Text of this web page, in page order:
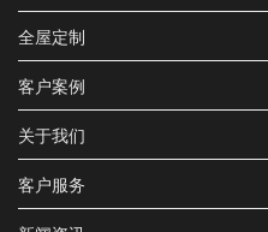
全屋定制
客户案例
关于我们
客户服务